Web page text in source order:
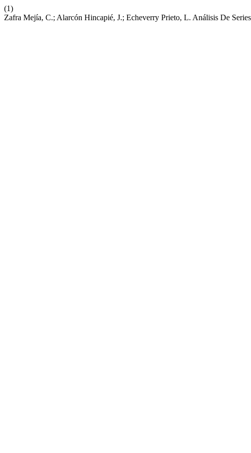
(1)
Zafra Mejía, C.; Alarcón Hincapié, J.; Echeverry Prieto, L. Análisis De